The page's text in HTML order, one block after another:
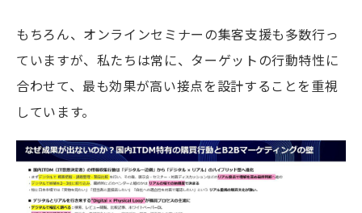
もちろん、オンラインセミナーの集客支援も多数行っ
ていますが、私たちは常に、ターゲットの行動特性に
合わせて、最も効果が高い接点を設計することを重視
しています。